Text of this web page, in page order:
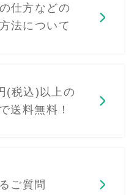
仕方などの
法について
(税込)以上の
送料無料！
ご質問